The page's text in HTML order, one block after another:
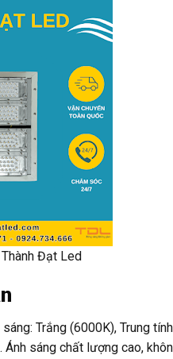
Đạt Led
Trắng (6000K), Trung
sáng chất lượng cao,